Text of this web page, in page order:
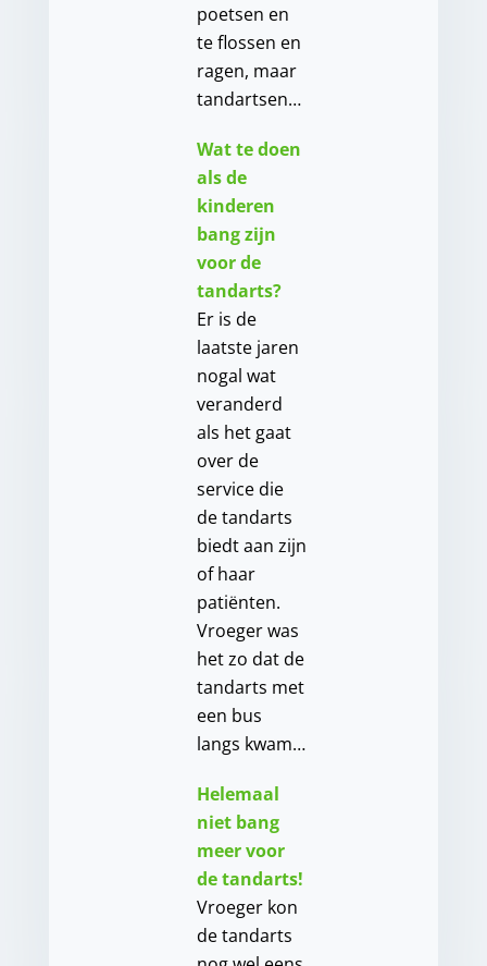
poetsen en
te flossen en
ragen, maar
tandartsen…
Wat te doen
als de
kinderen
bang zijn
voor de
tandarts?
Er is de
laatste jaren
nogal wat
veranderd
als het gaat
over de
service die
de tandarts
biedt aan zijn
of haar
patiënten.
Vroeger was
het zo dat de
tandarts met
een bus
langs kwam…
Helemaal
niet bang
meer voor
de tandarts!
Vroeger kon
de tandarts